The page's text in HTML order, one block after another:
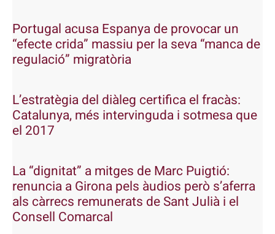
Portugal acusa Espanya de provocar un
“efecte crida” massiu per la seva “manca de
regulació” migratòria
L’estratègia del diàleg certifica el fracàs:
Catalunya, més intervinguda i sotmesa que
el 2017
La “dignitat” a mitges de Marc Puigtió:
renuncia a Girona pels àudios però s’aferra
als càrrecs remunerats de Sant Julià i el
Consell Comarcal